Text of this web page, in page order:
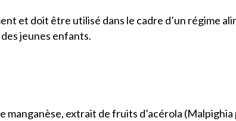
et doit être utilisé dans le cadre d’un régime
jeunes enfants.
manganèse, extrait de fruits d’acérola